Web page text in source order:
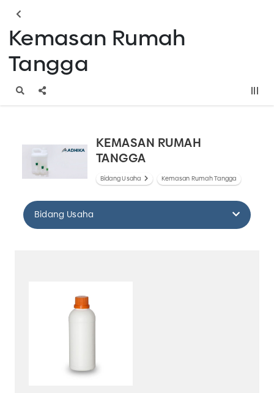
Kemasan Rumah
Tangga
KEMASAN RUMAH
TANGGA
Bidang Usaha Kemasan Rumah Tangga
Bidang Usaha